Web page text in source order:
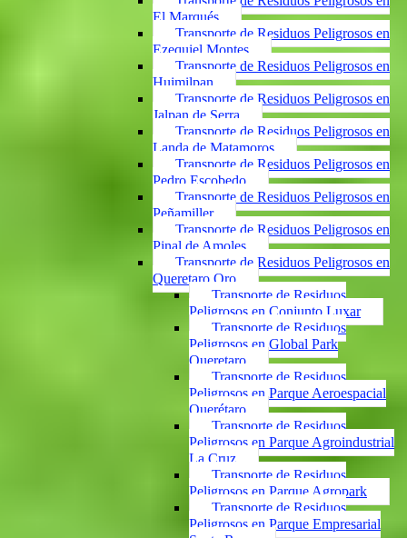
El Marqués
Transporte de Residuos Peligrosos en
Ezequiel Montes
Transporte de Residuos Peligrosos en
Huimilpan
Transporte de Residuos Peligrosos en
Jalpan de Serra
Transporte de Residuos Peligrosos en
Landa de Matamoros
Transporte de Residuos Peligrosos en
Pedro Escobedo
Transporte de Residuos Peligrosos en
Peñamiller
Transporte de Residuos Peligrosos en
Pinal de Amoles
Transporte de Residuos Peligrosos en
Queretaro Qro
Transporte de Residuos
Peligrosos en Conjunto Luxar
Transporte de Residuos
Peligrosos en Global Park
Queretaro
Transporte de Residuos
Peligrosos en Parque Aeroespacial
Querétaro
Transporte de Residuos
Peligrosos en Parque Agroindustrial
La Cruz
Transporte de Residuos
Peligrosos en Parque Agropark
Transporte de Residuos
Peligrosos en Parque Empresarial